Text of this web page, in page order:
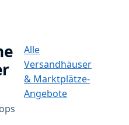
Alle
Versandhäuser
& Marktplätze-
Angebote